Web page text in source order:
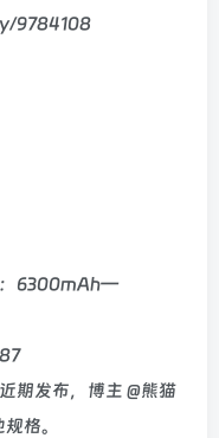
9784108
：6300mAh—
期发布，博主 @熊猫
格。